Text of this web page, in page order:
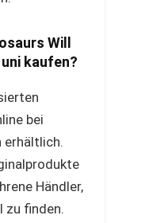
Will
kaufen?
bei
erhältlich.
Händler,
zu finden.